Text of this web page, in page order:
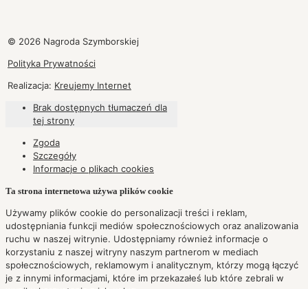
© 2026 Nagroda Szymborskiej
Polityka Prywatności
Realizacja: Kreujemy Internet
Brak dostępnych tłumaczeń dla
tej strony
Zgoda
Szczegóły
Informacje o plikach cookies
Ta strona internetowa używa plików cookie
Używamy plików cookie do personalizacji treści i reklam,
udostępniania funkcji mediów społecznościowych oraz analizowania
ruchu w naszej witrynie. Udostępniamy również informacje o
korzystaniu z naszej witryny naszym partnerom w mediach
społecznościowych, reklamowym i analitycznym, którzy mogą łączyć
je z innymi informacjami, które im przekazałeś lub które zebrali w